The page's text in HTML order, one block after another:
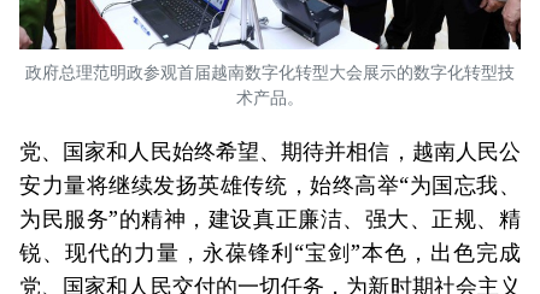
政府总理范明政参观首届越南数字化转型大会展示的数字化转型技
术产品。
党、国家和人民始终希望、期待并相信，越南人民公
安力量将继续发扬英雄传统，始终高举“为国忘我、
为民服务”的精神，建设真正廉洁、强大、正规、精
锐、现代的力量，永葆锋利“宝剑”本色，出色完成
党、国家和人民交付的一切任务，为新时期社会主义